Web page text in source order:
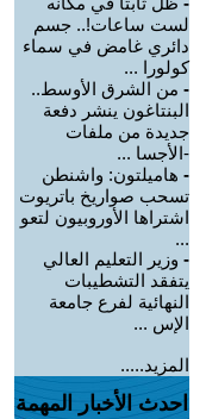
لست ساعات!.. جسم
دائري غامض في سماء
كولورا ...
- من الشرق الأوسط..
البنتاغون ينشر دفعة
جديدة من ملفات
-الأجسا ...
- هاميلتون: واشنطن
تسحب صواريخ باتريوت
اشتراها الأوروبيون لتعو
...
- وزير التعليم العالي
يتفقد التشطيبات
النهائية لفرع جامعة
الإس ...
المزيد.....
احدث الأخبار المهمة